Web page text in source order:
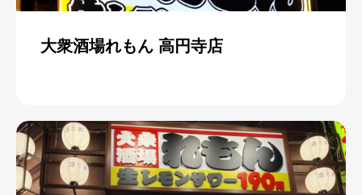
大衆酒場れもん 高円寺店